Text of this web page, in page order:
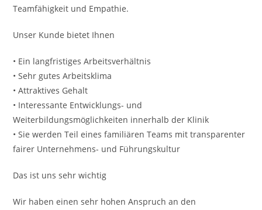
Teamfähigkeit und Empathie.
Unser Kunde bietet Ihnen
• Ein langfristiges Arbeitsverhältnis
• Sehr gutes Arbeitsklima
• Attraktives Gehalt
• Interessante Entwicklungs- und
Weiterbildungsmöglichkeiten innerhalb der Klinik
• Sie werden Teil eines familiären Teams mit transparenter
fairer Unternehmens- und Führungskultur
Das ist uns sehr wichtig
Wir haben einen sehr hohen Anspruch an den